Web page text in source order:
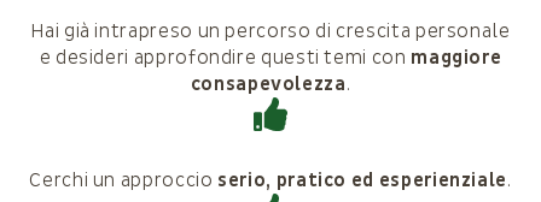
Hai già intrapreso un percorso di crescita personale
e desideri approfondire questi temi con maggiore
consapevolezza.
Cerchi un approccio serio, pratico ed esperienziale.